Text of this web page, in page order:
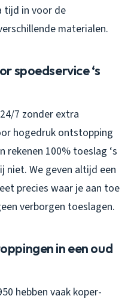
tijd in voor de
materialen.
spoedservice ‘s
7 zonder extra
hogedruk ontstopping
rekenen 100% toeslag ‘s
niet. We geven altijd een
precies waar je aan toe
verborgen toeslagen.
in een oud
hebben vaak koper-